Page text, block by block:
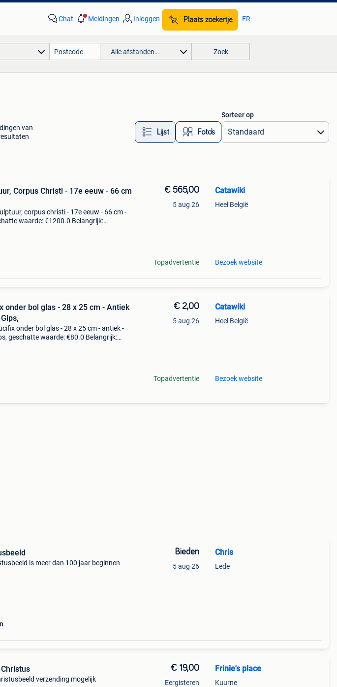
Chat Meldingen Inloggen Plaats zoekertje FR
Alle afstanden… Zoek
van
Lijst Foto’s
Sorteer op
Corpus Christi - 17e eeuw - 66 cm
corpus christi - 17e eeuw - 66 cm -
waarde: €1200.0 Belangrijk:
€ 565,00
5 aug 26
Topadvertentie
Catawiki
Heel België
Bezoek website
onder bol glas - 28 x 25 cm - Antiek
onder bol glas - 28 x 25 cm - antiek -
geschatte waarde: €80.0 Belangrijk:
€ 2,00
5 aug 26
Topadvertentie
Catawiki
Heel België
Bezoek website
is meer dan 100 jaar beginnen
Bieden
5 aug 26
Chris
Lede
verzending mogelijk
€ 19,00
Eergisteren
Frinie's place
Kuurne